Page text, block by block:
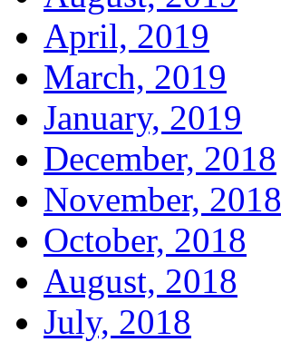
April, 2019
March, 2019
January, 2019
December, 2018
November, 2018
October, 2018
August, 2018
July, 2018